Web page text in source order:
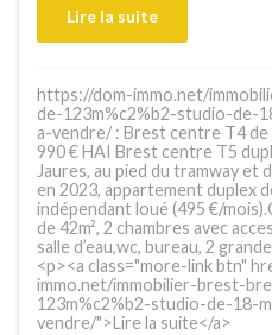
Lire la suite
https://dom-immo.net/
de-123m%c2%b2-studio-de-
a-vendre/ : Brest centre T4 de
990 € HAI Brest centre T5
Jaures, au pied du tramway
en 2023, appartement duplex
indépendant loué (495 €/
de 42m², 2 chambres avec
salle d’eau,wc, bureau, 2
<p><a class="more-link btn"
immo.net/immobilier-brest-
123m%c2%b2-studio-de-18-
vendre/">Lire la suite</a>